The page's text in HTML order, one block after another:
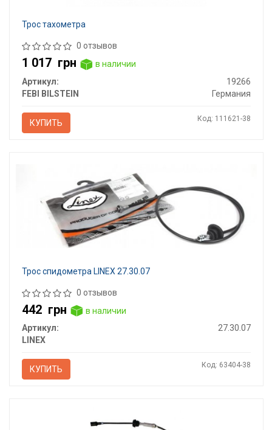
Трос тахометра
0 отзывов
1 017 грн
в наличии
Артикул:
19266
FEBI BILSTEIN
Германия
КУПИТЬ Код: 111621-38
Трос спидометра LINEX 27.30.07
0 отзывов
442 грн
в наличии
Артикул:
27.30.07
LINEX
КУПИТЬ Код: 63404-38